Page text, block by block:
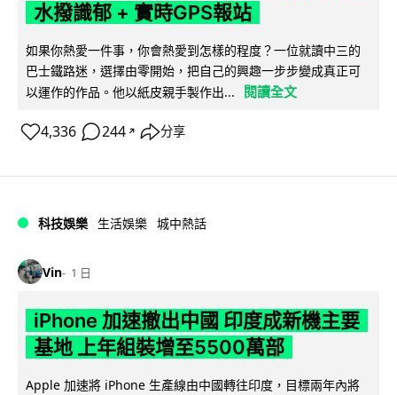
水撥識郁 + 實時GPS報站
如果你熱愛一件事，你會熱愛到怎樣的程度？一位就讀中三的
巴士鐵路迷，選擇由零開始，把自己的興趣一步步變成真正可
以運作的作品。他以紙皮親手製作出...
閱讀全文
4,336 244 ↗ 分享
科技娛樂 生活娛樂 城中熱話
Vin 1 日
iPhone 加速撤出中國 印度成新機主要
基地 上年組裝增至5500萬部
Apple 加速將 iPhone 生產線由中國轉往印度，目標兩年內將